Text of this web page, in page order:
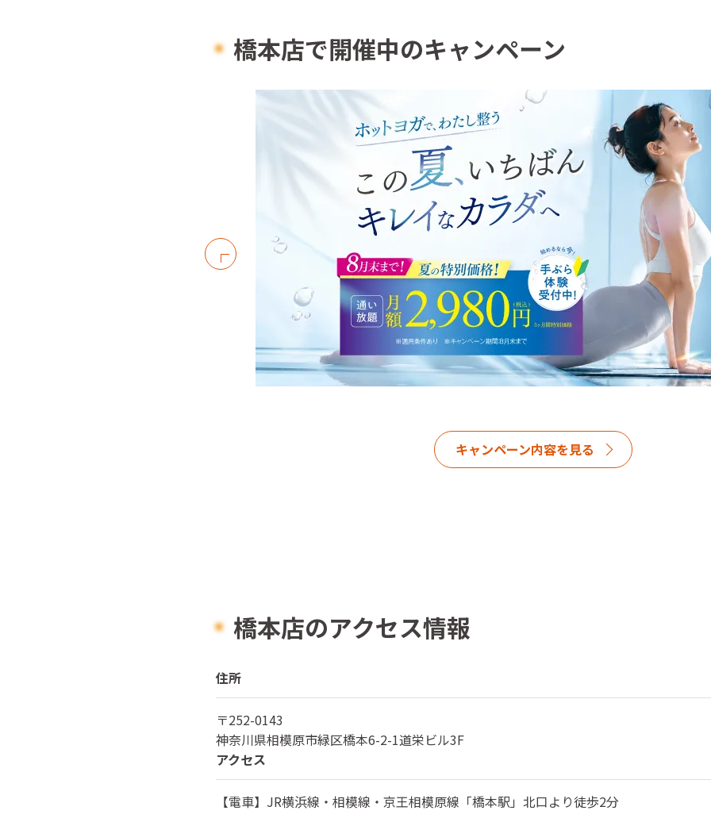
橋本店で開催中のキャンペーン
キャンペーン内容を見る
橋本店のアクセス情報
住所
〒252-0143
神奈川県相模原市緑区橋本6-2-1道栄ビル3F
アクセス
【電車】JR横浜線・相模線・京王相模原線「橋本駅」北口より徒歩2分